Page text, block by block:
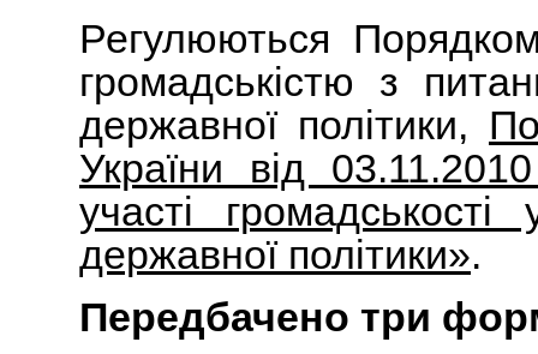
Регулюються
громадськістю з
державної політики,
України від
участі
державної політики».
Передбачено три